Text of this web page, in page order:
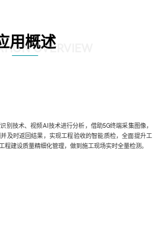
用概述OVERVIEW
别技术、视频AI技术进行分析，借助5G终端采集图像，
及时返回结果，实现工程验收的智能质检，全面提升工
建设质量精细化管理，做到施工现场实时全量检测。